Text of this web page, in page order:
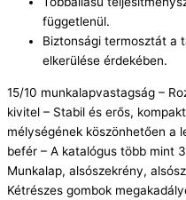
függetlenül.
Biztonsági termosztát a
elkerülése érdekében.
15/10 munkalapvastagság –
kivitel – Stabil és erős,
mélységének köszönhetően a
befér – A katalógus több mint
Munkalap, alsószekrény,
Kétrészes gombok